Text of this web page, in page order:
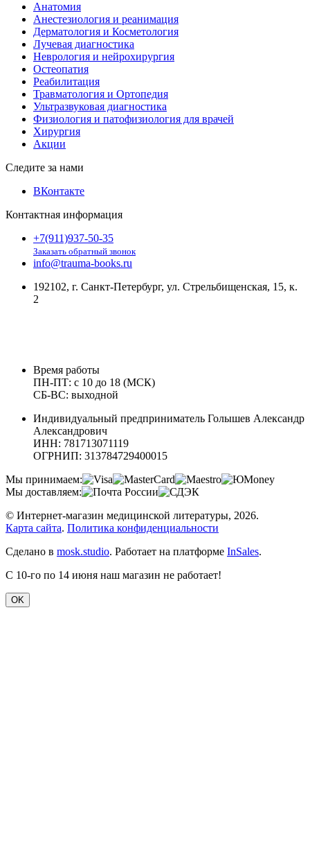
Анатомия
Анестезиология и реанимация
Дерматология и Косметология
Лучевая диагностика
Неврология и нейрохирургия
Остеопатия
Реабилитация
Травматология и Ортопедия
Ультразвуковая диагностика
Физиология и патофизиология для врачей
Хирургия
Акции
Следите за нами
ВКонтакте
Контактная информация
+7(911)937-50-35
Заказать обратный звонок
info@trauma-books.ru
192102, г. Санкт-Петербург, ул. Стрельбищенская, 15, к.
2
Время работы
ПН-ПТ: с 10 до 18 (МСК)
СБ-ВС: выходной
Индивидуальный предприниматель Голышев Александр
Александрович
ИНН: 781713071119
ОГРНИП: 313784729400015
Мы принимаем:
Мы доставляем:
© Интернет-магазин медицинской литературы, 2026.
Карта сайта. Политика конфиденциальности
Сделано в mosk.studio. Работает на платформе InSales.
С 10-го по 14 июня наш магазин не работает!
OK